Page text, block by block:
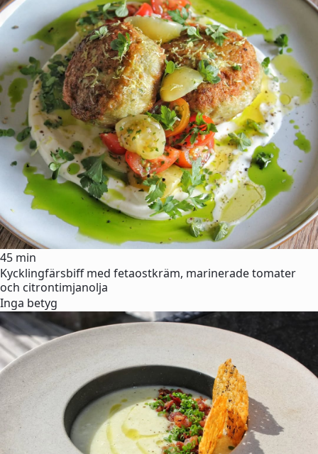
45 min
Kycklingfärsbiff med fetaostkräm, marinerade tomater
och citrontimjanolja
Inga betyg